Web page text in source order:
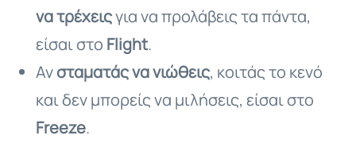
να τρέχειςγια να προλάβεις τα πάντα,
είσαι στο Flight.
Ανσταματάς να νιώθεις, κοιτάς το κενό
και δεν μπορείς να μιλήσεις, είσαι στο
Freeze.